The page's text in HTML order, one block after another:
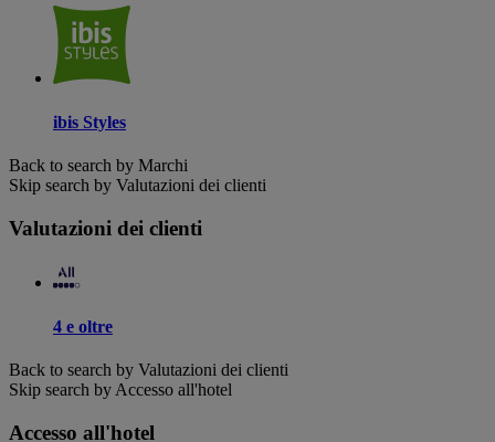
ibis Styles
Back to search by Marchi
Skip search by Valutazioni dei clienti
Valutazioni dei clienti
4 e oltre
Back to search by Valutazioni dei clienti
Skip search by Accesso all'hotel
Accesso all'hotel